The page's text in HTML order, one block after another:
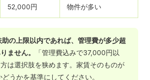
52,000円
物件が多い
の上限以内であれば、管理費が多少超
ません。
「管理費込みで37,000円以
は選択肢を狭めます。家賃そのものが
うかを基準にしてください。